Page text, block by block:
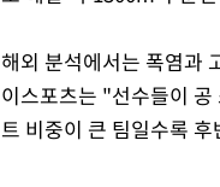
해외 분석에서는 폭염과
이스포츠는 "선수들이
트 비중이 큰 팀일수록